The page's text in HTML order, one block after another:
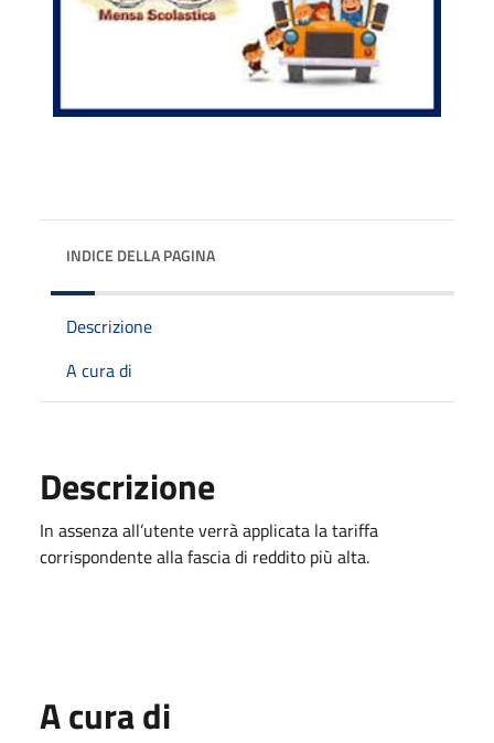
INDICE DELLA PAGINA
Descrizione
A cura di
Descrizione
In assenza all’utente verrà applicata la tariffa
corrispondente alla fascia di reddito più alta.
A cura di